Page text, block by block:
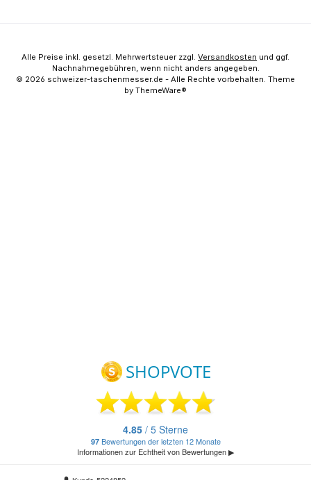
Alle Preise inkl. gesetzl. Mehrwertsteuer zzgl. Versandkosten und ggf.
Nachnahmegebühren, wenn nicht anders angegeben.
© 2026 schweizer-taschenmesser.de - Alle Rechte vorbehalten. Theme
by ThemeWare®